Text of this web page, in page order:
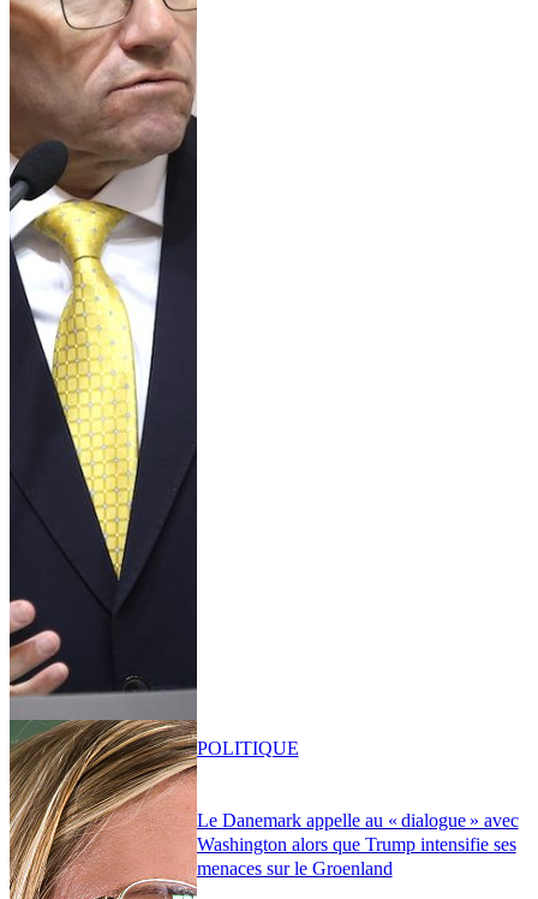
Le Danemark appelle au « dialogue » avec
Washington alors que Trump intensifie ses
menaces sur le Groenland
POLITIQUE